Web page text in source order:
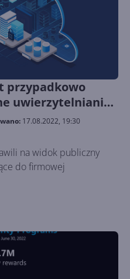
przypadkowo
uwierzytelniania
17.08.2022, 19:30
na widok publiczny
do firmowej